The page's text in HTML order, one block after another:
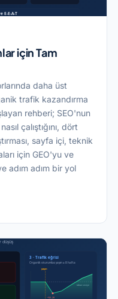
için Tam
daha üst
trafik kazandırma
rehberi; SEO'nun
çalıştığını, dört
sayfa içi, teknik
için GEO'yu ve
adım adım bir yol